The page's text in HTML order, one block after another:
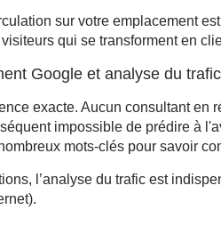
sur votre emplacement
qui se transforment en
Google et analyse du
exacte. Aucun consultant
impossible de prédire à
mots-clés pour savoir
l’analyse du trafic est